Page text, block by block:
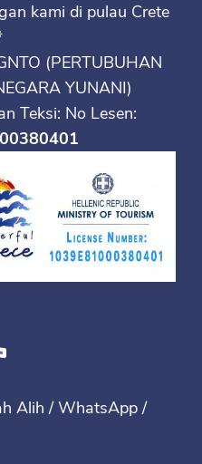
kami di pulau Crete
(PERTUBUHAN
YUNANI)
Teksi: No Lesen:
Alih / WhatsApp /